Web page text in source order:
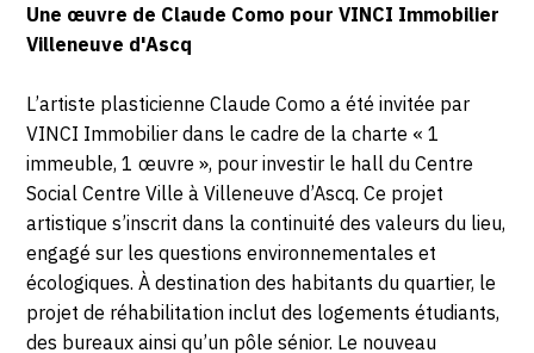
Une œuvre de Claude Como pour VINCI Immobilier
Villeneuve d'Ascq
L’artiste plasticienne Claude Como a été invitée par
VINCI Immobilier dans le cadre de la charte « 1
immeuble, 1 œuvre », pour investir le hall du Centre
Social Centre Ville à Villeneuve d’Ascq. Ce projet
artistique s’inscrit dans la continuité des valeurs du lieu,
engagé sur les questions environnementales et
écologiques. À destination des habitants du quartier, le
projet de réhabilitation inclut des logements étudiants,
des bureaux ainsi qu’un pôle sénior. Le nouveau